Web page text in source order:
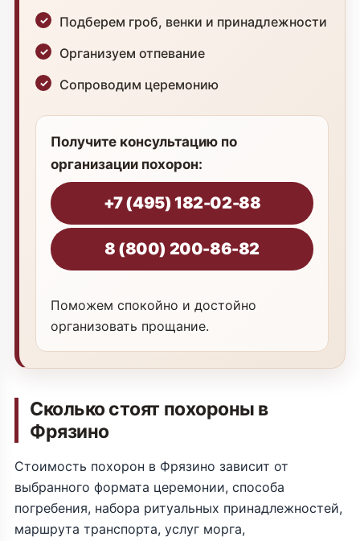
Подберем гроб, венки и принадлежности
Организуем отпевание
Сопроводим церемонию
Получите консультацию по
организации похорон:
+7 (495) 182-02-88
8 (800) 200-86-82
Поможем спокойно и достойно
организовать прощание.
Сколько стоят похороны в
Фрязино
Стоимость похорон в Фрязино зависит от
выбранного формата церемонии, способа
погребения, набора ритуальных принадлежностей,
маршрута транспорта, услуг морга,